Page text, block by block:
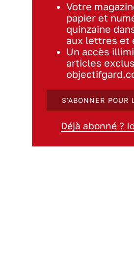
Votre
papier et
quinzaine
aux lettres et
Un accès
articles
S'ABONNER POUR
Déjà abonné ?